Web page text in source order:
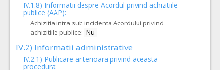
IV.1.8) Informatii despre Acordul privind achizitiile
publice (AAP):
Achizitia intra sub incidenta Acordului privind
achizitiile publice: Nu
IV.2) Informatii administrative
IV.2.1) Publicare anterioara privind aceasta
procedura: